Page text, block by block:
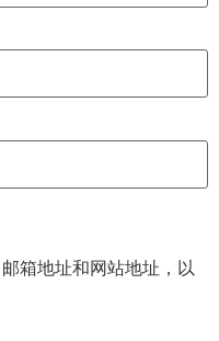
箱地址和网站地址，以